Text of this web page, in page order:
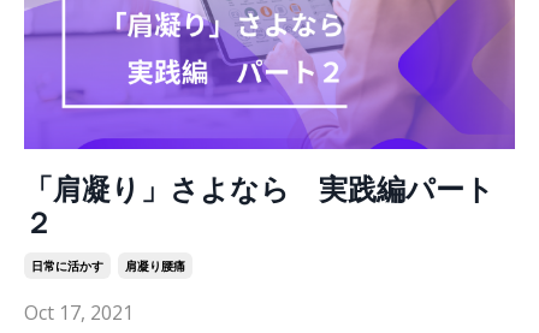
「肩凝り」さよなら 実践編パート
２
日常に活かす 肩凝り腰痛
Oct 17, 2021